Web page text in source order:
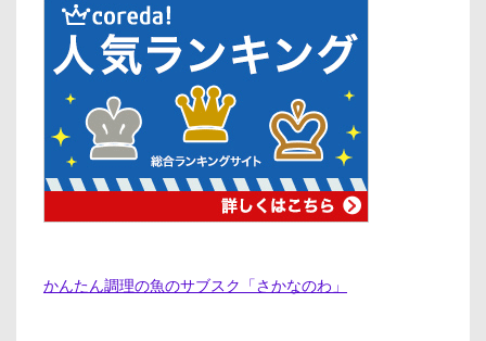
かんたん調理の魚のサブスク「さかなのわ」